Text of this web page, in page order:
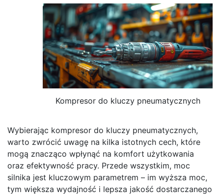
Kompresor do kluczy pneumatycznych
Wybierając kompresor do kluczy pneumatycznych,
warto zwrócić uwagę na kilka istotnych cech, które
mogą znacząco wpłynąć na komfort użytkowania
oraz efektywność pracy. Przede wszystkim, moc
silnika jest kluczowym parametrem – im wyższa moc,
tym większa wydajność i lepsza jakość dostarczanego